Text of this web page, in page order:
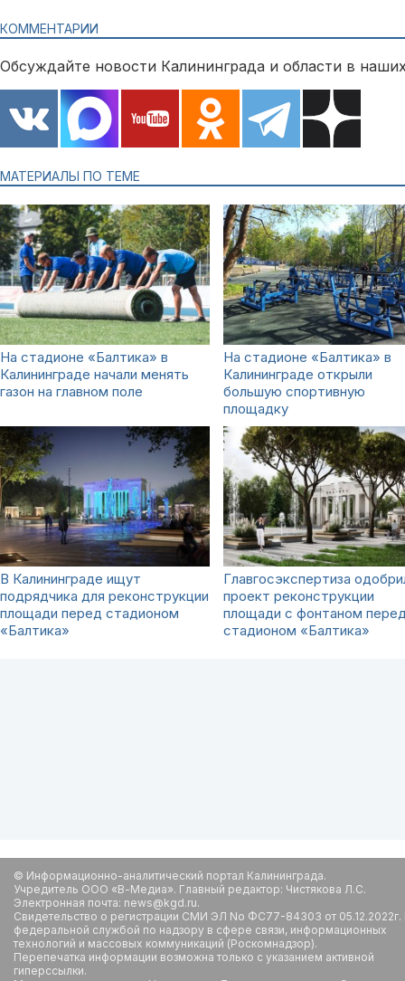
КОММЕНТАРИИ
Обсуждайте новости Калининграда и области в
МАТЕРИАЛЫ ПО ТЕМЕ
На стадионе «Балтика» в
Калининграде начали менять
газон на главном поле
На стадионе «Балтика» в
Калининграде открыли
большую спортивную
площадку
В Калининграде ищут
подрядчика для реконструкции
площади перед стадионом
«Балтика»
Главгосэкспертиза
проект реконструкции
площади с фонтаном
стадионом «Балтика»
© Информационно-аналитический портал Калининграда.
Учредитель ООО «В-Медиа». Главный редактор: Чистякова Л.С.
Электронная почта: news@kgd.ru.
Свидетельство о регистрации СМИ ЭЛ No ФС77-84303 от
федеральной службой по надзору в сфере связи, информационных
технологий и массовых коммуникаций (Роскомнадзор).
Перепечатка информации возможна только с указанием активной
гиперссылки.